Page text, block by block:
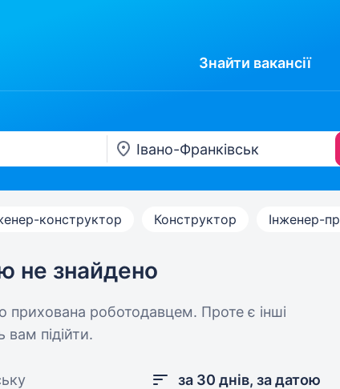
Знайти вакансії
конструктор Конструктор Інженер-
не знайдено
прихована роботодавцем. Проте є інші
вам підійти.
за 30 днів, за датою